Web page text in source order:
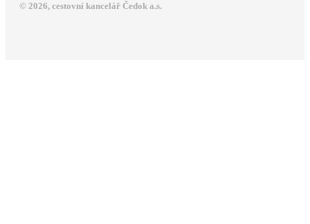
© 2026, cestovní kancelář Čedok a.s.